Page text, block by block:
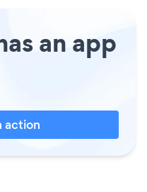
an app
action